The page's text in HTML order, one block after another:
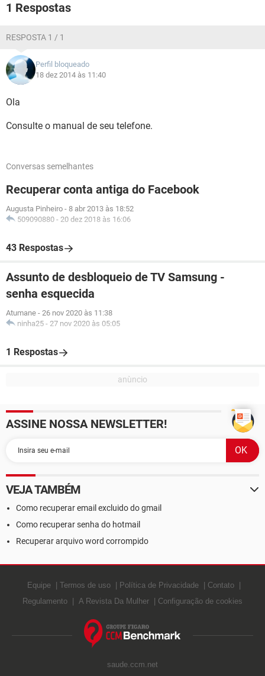
1 Respostas
RESPOSTA 1 / 1
Perfil bloqueado
18 dez 2014 às 11:40
Ola
Consulte o manual de seu telefone.
Conversas semelhantes
Recuperar conta antiga do Facebook
Augusta Pinheiro - 8 abr 2013 às 18:52
509090880 - 20 dez 2018 às 16:06
43 Respostas
Assunto de desbloqueio de TV Samsung -
senha esquecida
Atumane - 26 nov 2020 às 11:38
ninha25 - 27 nov 2020 às 05:05
1 Respostas
ASSINE NOSSA NEWSLETTER!
VEJA TAMBÉM
Como recuperar email excluido do gmail
Como recuperar senha do hotmail
Recuperar arquivo word corrompido
Equipe Termos de uso Política de Privacidade
Contato
Regulamento
A Revista Da Mulher Configuração de cookies
saude.ccm.net